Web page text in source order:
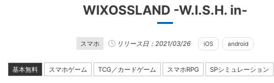
WIXOSSLAND -W.I.S.H. in-
スマホ リリース日：2021/03/26 iOS android
基本無料 スマホゲーム TCG／カードゲーム スマホRPG SPシミュレーション